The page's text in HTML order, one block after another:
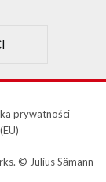
prywatności
© Julius Sӓmann